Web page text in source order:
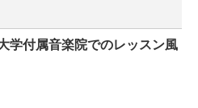
学付属音楽院でのレッスン風